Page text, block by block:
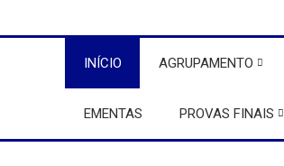
INÍCIO AGRUPAMENTO
EMENTAS PROVAS FINAIS